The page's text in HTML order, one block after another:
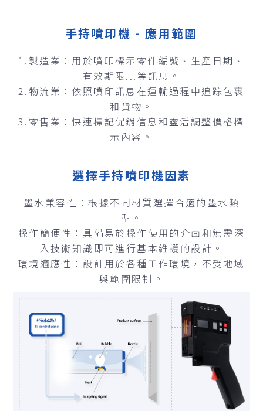
手持噴印機 - 應用範圍
1.製造業：用於噴印標示零件編號、生產日期、
有效期限...等訊息。
2.物流業：依照噴印訊息在運輸過程中追踪包裹
和貨物。
3.零售業：快速標記促銷信息和靈活調整價格標
示內容。
選擇手持噴印機因素
墨水兼容性：根據不同材質選擇合適的墨水類
型。
操作簡便性：具備易於操作使用的介面和無需深
入技術知識即可進行基本維護的設計。
環境適應性：設計用於各種工作環境，不受地域
與範圍限制。